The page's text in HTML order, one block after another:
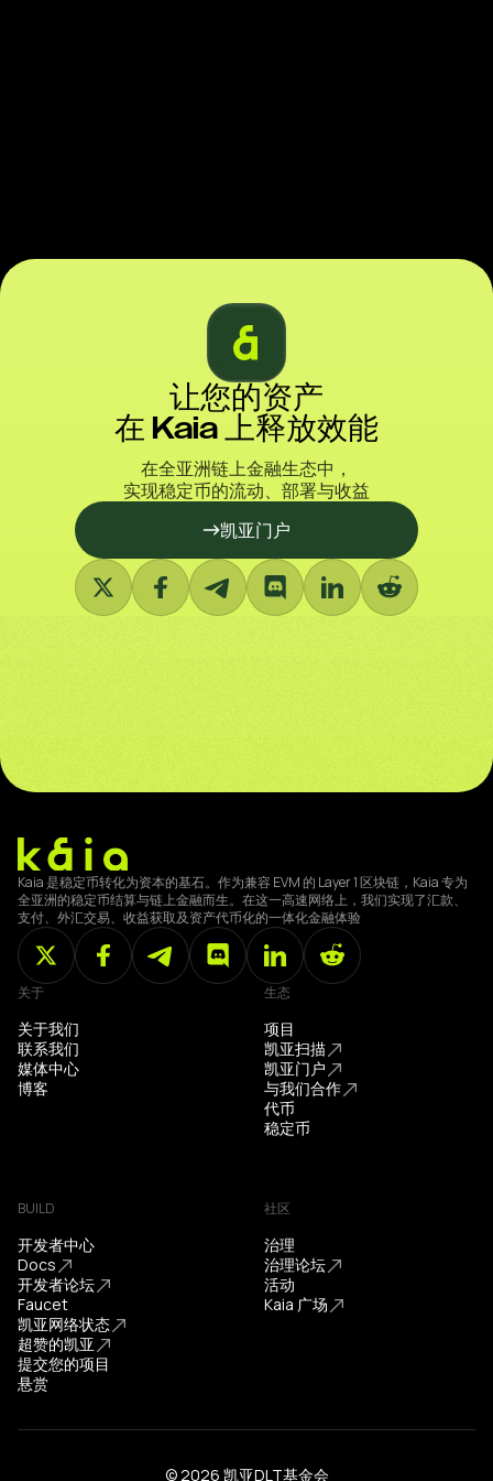
让您的资产
在 Kaia 上释放效能
在全亚洲链上金融生态中，
实现稳定币的流动、部署与收益
凯亚门户
Kaia 是稳定币转化为资本的基石。作为兼容 EVM 的 Layer 1 区块链，Kaia 专为
全亚洲的稳定币结算与链上金融而生。在这一高速网络上，我们实现了汇款、
支付、外汇交易、收益获取及资产代币化的一体化金融体验
关于
关于我们
联系我们
媒体中心
博客
生态
项目
凯亚扫描
凯亚门户
与我们合作
代币
稳定币
BUILD
开发者中心
Docs
开发者论坛
Faucet
凯亚网络状态
超赞的凯亚
提交您的项目
悬赏
社区
治理
治理论坛
活动
Kaia 广场
© 2026 凯亚DLT基金会